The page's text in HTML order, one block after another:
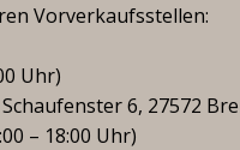
Vorverkaufsstellen:
Uhr)
6, 27572
– 18:00 Uhr)